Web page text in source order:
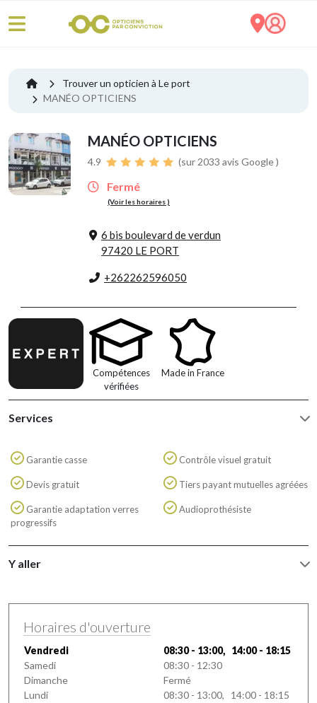
Trouver un opticien à Le port
MANÉO OPTICIENS
MANÉO OPTICIENS
4.9 (sur 2033 avis Google )
Fermé
(Voir les horaires )
6 bis boulevard de verdun
97420 LE PORT
+262262596050
Compétences
vérifiées
Made in France
Services
Garantie casse
Devis gratuit
Garantie adaptation verres
progressifs
Contrôle visuel gratuit
Tiers payant mutuelles agréées
Audioprothésiste
Y aller
Horaires d'ouverture
Vendredi
08:30 - 13:00, 14:00 - 18:15
Samedi
08:30 - 12:30
Dimanche
Fermé
Lundi
08:30 - 13:00, 14:00 - 18:15